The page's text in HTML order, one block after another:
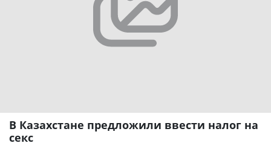
В Казахстане предложили ввести налог на
секс